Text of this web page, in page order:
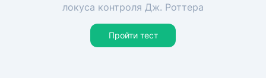
локуса контроля Дж. Роттера
Пройти тест